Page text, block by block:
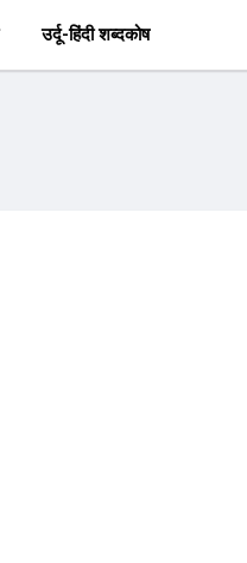
उर्दू-हिंदी शब्दकोष